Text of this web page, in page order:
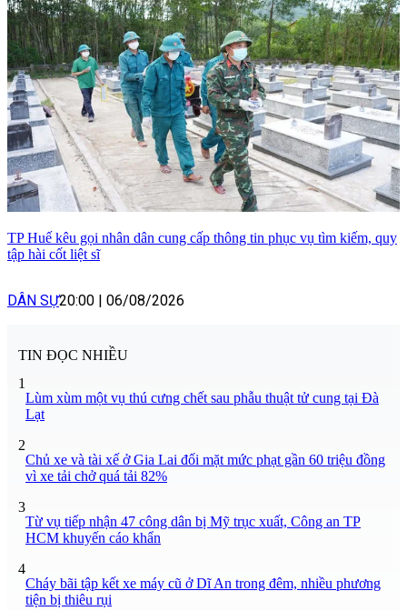
TP Huế kêu gọi nhân dân cung cấp thông tin phục vụ tìm kiếm, quy
tập hài cốt liệt sĩ
DÂN SỰ20:00 | 06/08/2026
TIN ĐỌC NHIỀU
1
Lùm xùm một vụ thú cưng chết sau phẫu thuật tử cung tại Đà
Lạt
2
Chủ xe và tài xế ở Gia Lai đối mặt mức phạt gần 60 triệu đồng
vì xe tải chở quá tải 82%
3
Từ vụ tiếp nhận 47 công dân bị Mỹ trục xuất, Công an TP
HCM khuyến cáo khẩn
4
Cháy bãi tập kết xe máy cũ ở Dĩ An trong đêm, nhiều phương
tiện bị thiêu rụi